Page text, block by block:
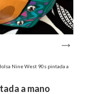
Nine West 90s pintada a
a mano